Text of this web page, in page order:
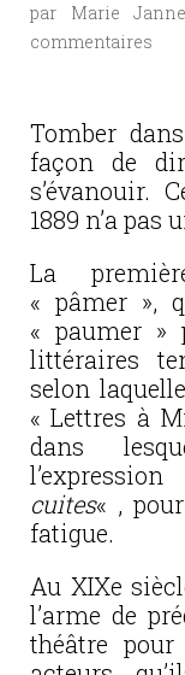
par Marie
commentaires
Tomber
façon de
s’évanouir.
1889 n’a pas
La
« pâmer »,
« paumer »
littéraires
selon
« Lettres à
dans
cuites« ,
fatigue.
Au XIXe
l’arme de
théâtre